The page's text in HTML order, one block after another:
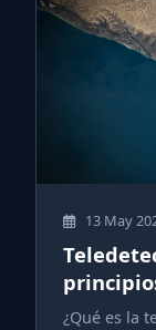
13 May
¿Qué es la